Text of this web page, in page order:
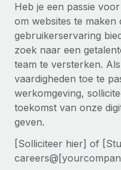
Remote Embedded
HR naadloos in
Platform
Ingebouwde
Verbinden
Nieuw
AI-tools koppelen
Processen
Mid-market
Teams uitbreiden
Enterprise
Global HR voor grote
WERK MET ONS
Integreer global HR
Onderzoek en gidsen
Casestudy's
HR-woordenlijst
Checklists en
Bibliotheek met
Webinars
Evenementen
Español
Italiano
Português (Portugal)
日本語
中文（简体）
Heb je een passie
om websites te maken
gebruikerservaring
zoek naar een
team te versterken.
vaardigheden toe te
werkomgeving,
toekomst van onze
geven.
[Solliciteer hier] of